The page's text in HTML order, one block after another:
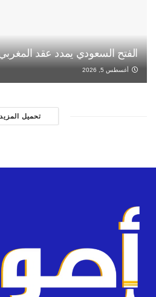
الفتح السعودي يمدد عقد
أغسطس 5, 2026
تحميل المزيد